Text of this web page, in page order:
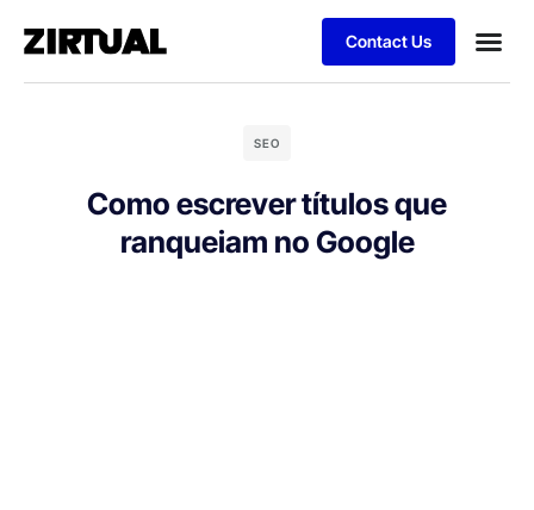
Contact Us
SEO
Como escrever títulos que
ranqueiam no Google